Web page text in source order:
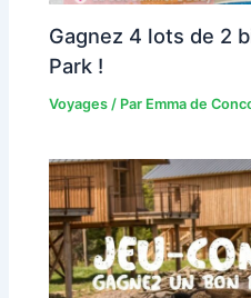
Gagnez 4 lots de 2
Park !
Voyages / Par Emma de